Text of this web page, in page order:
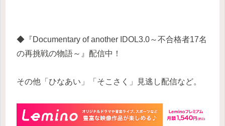
◆『Documentary of another IDOL3.0～不合格者17名
の再挑戦の物語～』配信中！
その他「ひなあい」「そこさく」見逃し配信など。